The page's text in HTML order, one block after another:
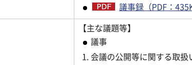
議事録（PDF：
【主な議題等】
議事
会議の公開等に関する取扱